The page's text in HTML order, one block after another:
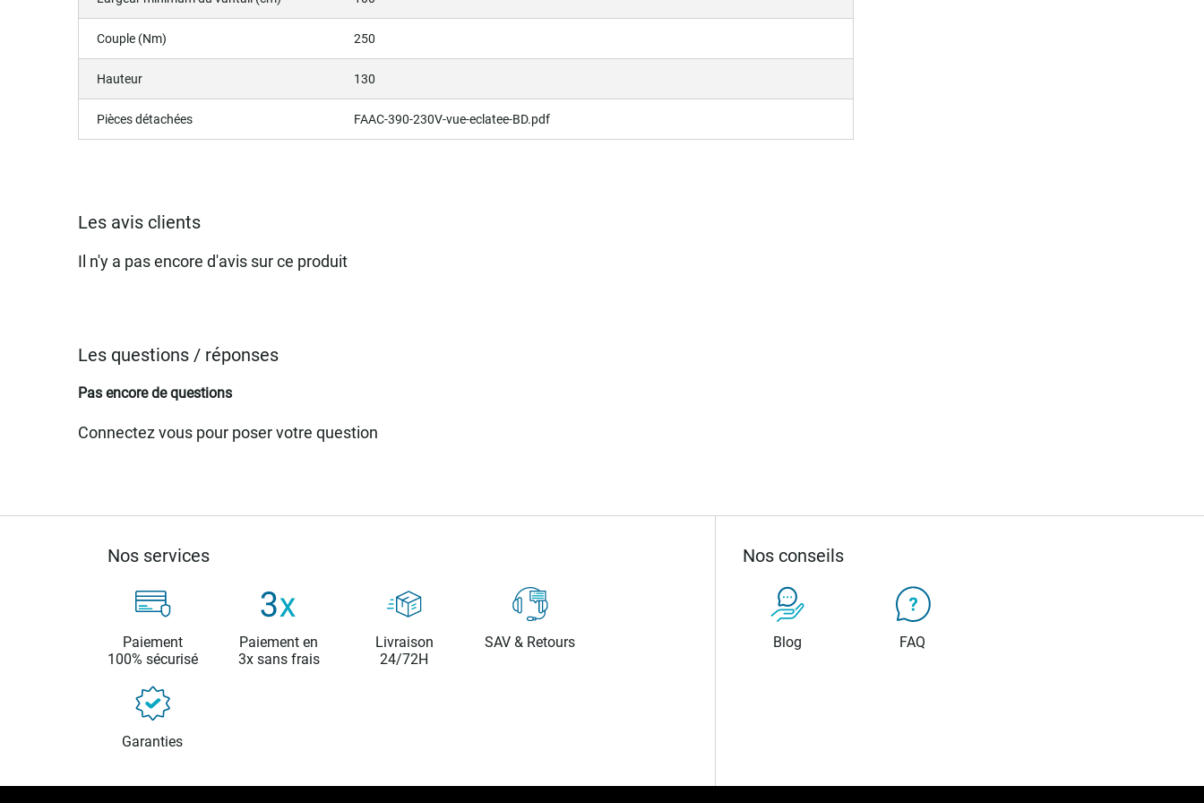
Couple (Nm) 250
Hauteur 130
Pièces détachées FAAC-390-230V-vue-eclatee-BD.pdf
Les avis clients
Il n'y a pas encore d'avis sur ce produit
Les questions / réponses
Pas encore de questions
Connectez vous pour poser votre question
Nos services
Paiement
100% sécurisé
Paiement en
3x sans frais
Livraison
24/72H
SAV & Retours
Garanties
Nos conseils
Blog FAQ